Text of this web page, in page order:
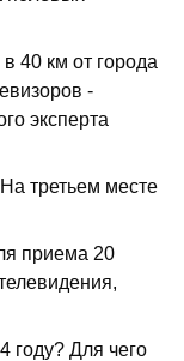
40 км от города
-
эксперта
третьем месте
приема 20
году? Для чего